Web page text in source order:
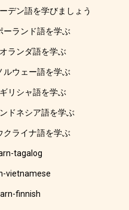
デン語を学びましょう
ーランド語を学ぶ
ランダ語を学ぶ
ルウェー語を学ぶ
リシャ語を学ぶ
ドネシア語を学ぶ
クライナ語を学ぶ
tagalog
vietnamese
finnish